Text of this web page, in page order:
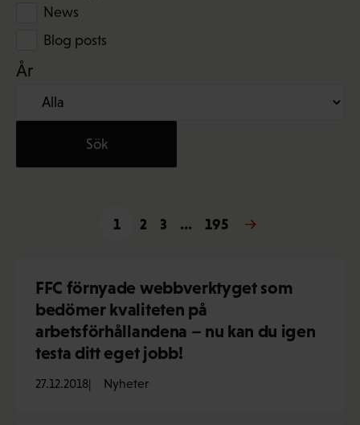
News
Blog posts
År
1 2 3 … 195Nästa →
FFC förnyade webbverktyget som
bedömer kvaliteten på
arbetsförhållandena – nu kan du igen
testa ditt eget jobb!
27.12.2018 Nyheter